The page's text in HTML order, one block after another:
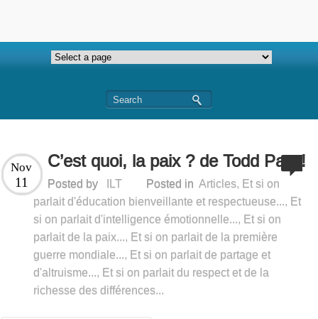
C’est quoi, la paix ? de Todd Parr !
Nov
11 Posted by ILT Posted in Articles, Et si on
parlait d'éducation bienveillante et respectueuse..., Et
si on parlait d'intelligence émotionnelle..., Et si on
parlait de la paix..., Et si on parlait de la première
guerre mondiale..., Et si on parlait de partage et
d'altruisme..., Et si on parlait du respect et de la
richesse des différences...